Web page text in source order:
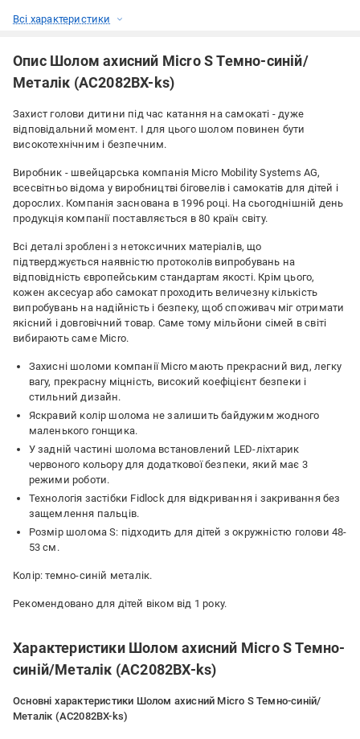
Всі характеристики
Опис Шолом ахисний Micro S Темно-синій/
Металік (AC2082BX-ks)
Захист голови дитини під час катання на самокаті - дуже
відповідальний момент. І для цього шолом повинен бути
високотехнічним і безпечним.
Виробник - швейцарська компанія Micro Mobility Systems AG,
всесвітньо відома у виробництві біговелів і самокатів для дітей і
дорослих. Компанія заснована в 1996 році. На сьогоднішній день
продукція компанії поставляється в 80 країн світу.
Всі деталі зроблені з нетоксичних матеріалів, що
підтверджується наявністю протоколів випробувань на
відповідність європейським стандартам якості. Крім цього,
кожен аксесуар або самокат проходить величезну кількість
випробувань на надійність і безпеку, щоб споживач міг отримати
якісний і довговічний товар. Саме тому мільйони сімей в світі
вибирають саме Micro.
Захисні шоломи компанії Micro мають прекрасний вид, легку
вагу, прекрасну міцність, високий коефіцієнт безпеки і
стильний дизайн.
Яскравий колір шолома не залишить байдужим жодного
маленького гонщика.
У задній частині шолома встановлений LED-ліхтарик
червоного кольору для додаткової безпеки, який має 3
режими роботи.
Технологія застібки Fidlock для відкривання і закривання без
защемлення пальців.
Розмір шолома S: підходить для дітей з окружністю голови 48-
53 см.
Колір: темно-синій металік.
Рекомендовано для дітей віком від 1 року.
Характеристики Шолом ахисний Micro S Темно-
синій/Металік (AC2082BX-ks)
Основні характеристики Шолом ахисний Micro S Темно-синій/
Металік (AC2082BX-ks)